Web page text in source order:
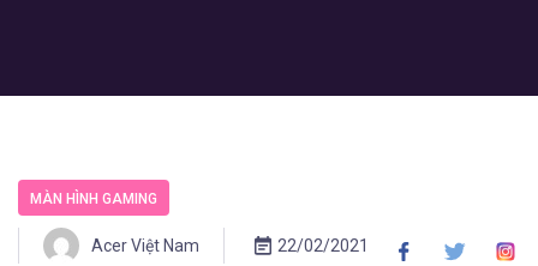
MÀN HÌNH GAMING
Acer Việt Nam 22/02/2021